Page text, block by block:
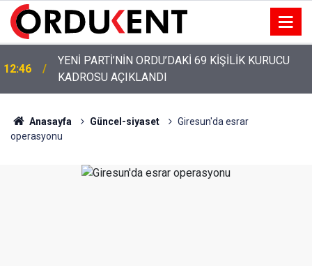
12:46
YENİ PARTİ’NİN ORDU’DAKİ 69 KİŞİLİK KURUCU
KADROSU AÇIKLANDI
Anasayfa Güncel-siyaset
Giresun'da esrar
operasyonu